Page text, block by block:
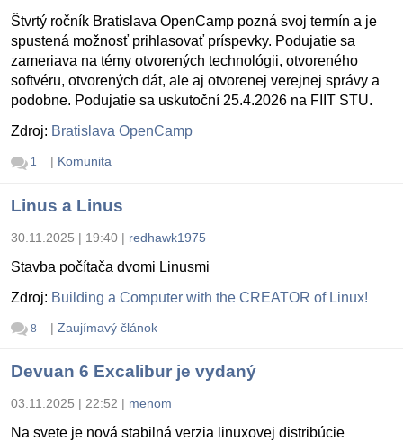
Štvrtý ročník Bratislava OpenCamp pozná svoj termín a je
spustená možnosť prihlasovať príspevky. Podujatie sa
zameriava na témy otvorených technológii, otvoreného
softvéru, otvorených dát, ale aj otvorenej verejnej správy a
podobne. Podujatie sa uskutoční 25.4.2026 na FIIT STU.
Zdroj: Bratislava OpenCamp
1 | Komunita
Linus a Linus
30.11.2025 | 19:40 | redhawk1975
Stavba počítača dvomi Linusmi
Zdroj: Building a Computer with the CREATOR of Linux!
8 | Zaujímavý článok
Devuan 6 Excalibur je vydaný
03.11.2025 | 22:52 | menom
Na svete je nová stabilná verzia linuxovej distribúcie